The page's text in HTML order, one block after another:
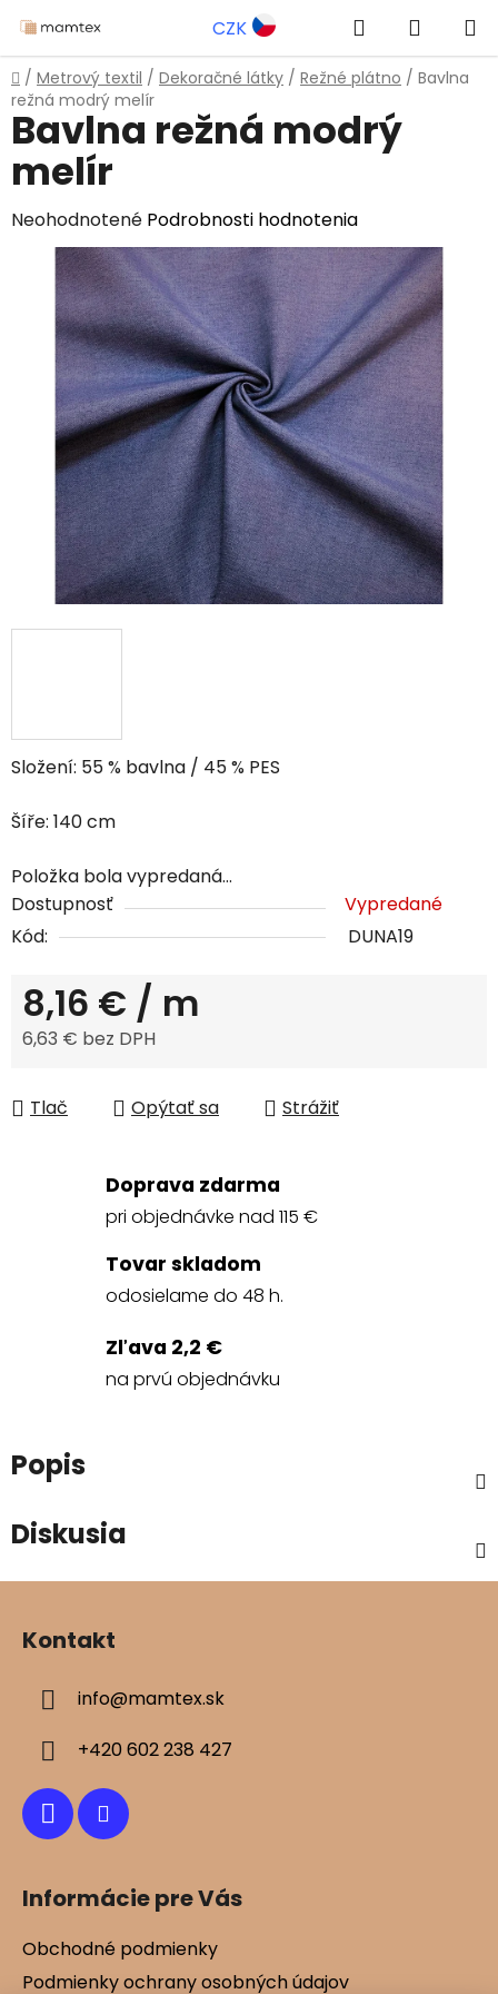
na
obsah
CZK Hľadať
KOŠÍK
Domov
/ Metrový textil / Dekoračné látky / Režné plátno / Bavlna
režná modrý melír
Složení: 55 % bavlna / 45 % PES
Šíře: 140 cm
Položka bola vypredaná…
Dostupnosť
Vypredané
Kód:
DUNA19
8,16 € / m
6,63 € bez DPH
Tlač
Opýtať sa Strážiť
Bavlna režná modrý
melír
Priemerné
hodnotenie
produktu
hviezdičiek.
Neohodnotené Podrobnosti hodnotenia
Doprava zdarma
pri objednávke nad 115 €
Tovar skladom
odosielame do 48 h.
Zľava 2,2 €
na prvú objednávku
Popis
Diskusia
Kontakt
info@mamtex.sk
+420 602 238 427
Informácie pre Vás
Obchodné podmienky
Podmienky ochrany osobných údajov